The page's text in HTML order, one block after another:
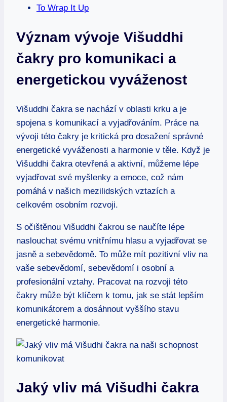
To Wrap It Up
Význam vývoje Višuddhi
čakry pro komunikaci a
energetickou vyváženost
Višuddhi čakra se nachází v oblasti krku a je
spojena s komunikací a vyjadřováním. Práce na
vývoji této čakry je kritická pro dosažení správné
energetické vyváženosti a harmonie v těle. Když je
Višuddhi čakra otevřená a aktivní, můžeme lépe
vyjadřovat své myšlenky a emoce, což nám
pomáhá v našich mezilidských vztazích a
celkovém osobním rozvoji.
S očištěnou Višuddhi čakrou se naučíte lépe
naslouchat svému vnitřnímu hlasu a vyjadřovat se
jasně a sebevědomě. To může mít pozitivní vliv na
vaše sebevědomí, sebevědomí i osobní a
profesionální vztahy. Pracovat na rozvoji této
čakry může být klíčem k tomu, jak se stát lepším
komunikátorem a dosáhnout vyššího stavu
energetické harmonie.
Jaký vliv má Višudhi čakra